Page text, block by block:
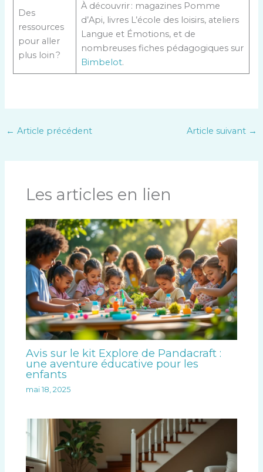
Des
ressources
pour aller
plus loin ?
À découvrir : magazines Pomme
d’Api, livres L’école des loisirs, ateliers
Langue et Émotions, et de
nombreuses fiches pédagogiques sur
Bimbelot.
← Article précédent Article suivant →
Les articles en lien
Avis sur le kit Explore de Pandacraft :
une aventure éducative pour les
enfants
mai 18, 2025